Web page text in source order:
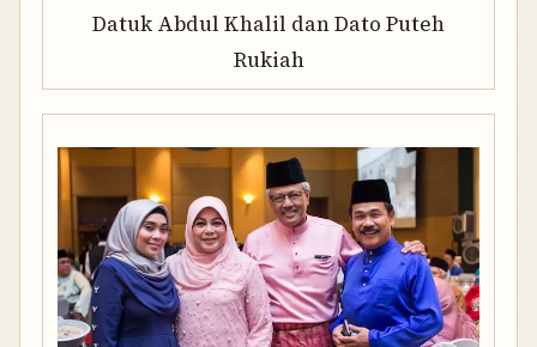
Datuk Abdul Khalil dan Dato Puteh
Rukiah